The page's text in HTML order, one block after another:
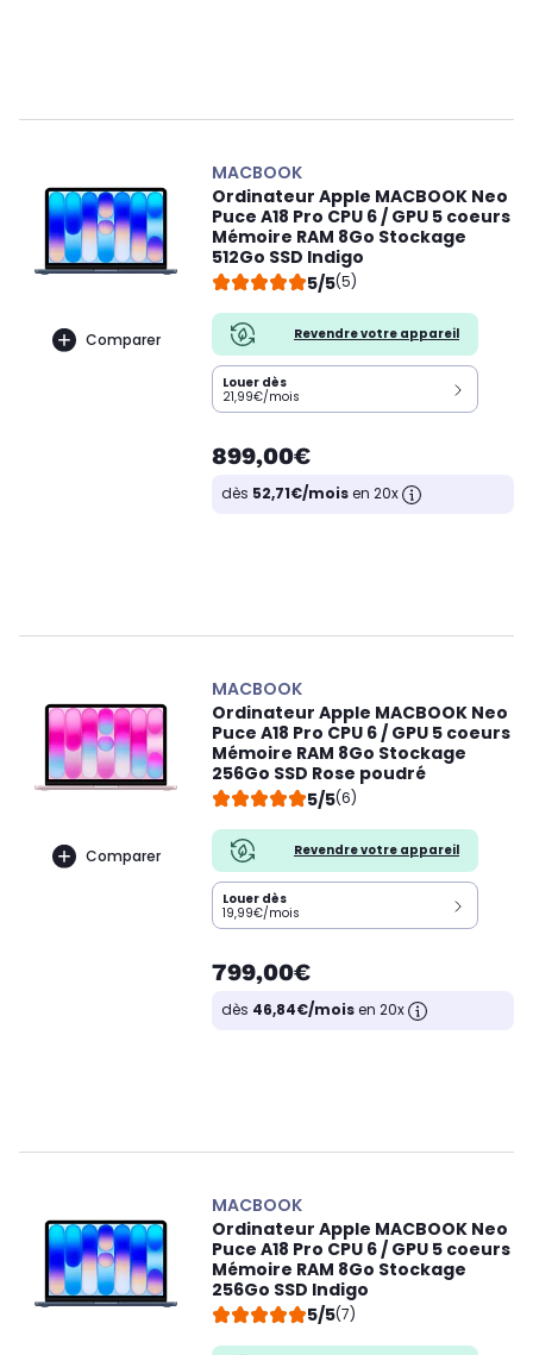
Comparer
MACBOOK
Ordinateur Apple MACBOOK Neo
Puce A18 Pro CPU 6 / GPU 5 coeurs
Mémoire RAM 8Go Stockage
512Go SSD Indigo
5/5(5)
Revendre votre appareil
Louer dès
21,99€/mois
899,00€
dès 52,71€/moisen 20x
Comparer
MACBOOK
Ordinateur Apple MACBOOK Neo
Puce A18 Pro CPU 6 / GPU 5 coeurs
Mémoire RAM 8Go Stockage
256Go SSD Rose poudré
5/5(6)
Revendre votre appareil
Louer dès
19,99€/mois
799,00€
dès 46,84€/moisen 20x
MACBOOK
Ordinateur Apple MACBOOK Neo
Puce A18 Pro CPU 6 / GPU 5 coeurs
Mémoire RAM 8Go Stockage
256Go SSD Indigo
5/5(7)